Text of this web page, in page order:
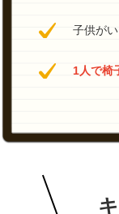
子供が
1人で椅